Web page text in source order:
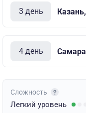
3 день
4 день Самара
Сложность
Легкий уровень